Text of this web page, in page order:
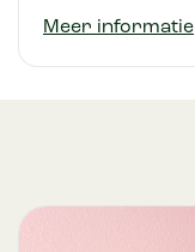
Meer informatie